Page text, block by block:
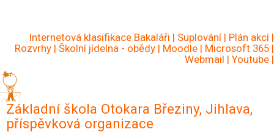
hlavnímuInternetová klasifikace Bakaláři | Suplování | Plán akcí |
Rozvrhy | Školní jídelna - obědy | Moodle | Microsoft 365 |
Webmail | Youtube |
Základní škola Otokara Březiny, Jihlava,
příspěvková organizace